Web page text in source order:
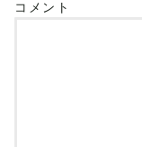
コメント